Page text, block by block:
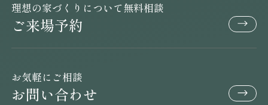
理想の家づくりについて無料相談
ご来場予約
お気軽にご相談
お問い合わせ